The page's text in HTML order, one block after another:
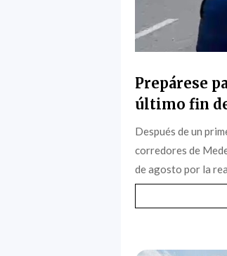
Prepárese
último fin
Después de un
corredores de
de agosto por la